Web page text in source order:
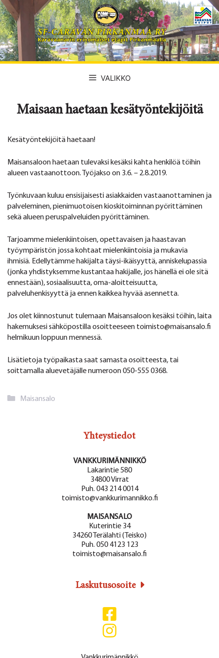
Siirry
sisältöön
VALIKKO
Maisaan haetaan kesätyöntekijöitä
Kesätyöntekijöitä haetaan!
Maisansaloon haetaan tulevaksi kesäksi kahta henkilöä töihin
alueen vastaanottoon. Työjakso on 3.6. – 2.8.2019.
Työnkuvaan kuluu ensisijaisesti asiakkaiden vastaanottaminen ja
palveleminen, pienimuotoisen kioskitoiminnan pyörittäminen
sekä alueen peruspalveluiden pyörittäminen.
Tarjoamme mielenkiintoisen, opettavaisen ja haastavan
työympäristön jossa kohtaat mielenkiintoisia ja mukavia
ihmisiä. Edellytämme hakijalta täysi-ikäisyyttä, anniskelupassia
(jonka yhdistyksemme kustantaa hakijalle, jos hänellä ei ole sitä
ennestään), sosiaalisuutta, oma-aloitteisuutta,
palveluhenkisyyttä ja ennen kaikkea hyvää asennetta.
Jos olet kiinnostunut tulemaan Maisansaloon kesäksi töihin, laita
hakemuksesi sähköpostilla osoitteeseen toimisto@maisansalo.fi
helmikuun loppuun mennessä.
Lisätietoja työpaikasta saat samasta osoitteesta, tai
soittamalla aluevetäjälle numeroon 050-555 0368.
Kategoriat
Maisansalo
Yhteystiedot
VANKKURIMÄNNIKKÖ
Lakarintie 580
34800 Virrat
Puh. 043 214 0014
toimisto@vankkurimannikko.fi
MAISANSALO
Kuterintie 34
34260 Terälahti (Teisko)
Puh. 050 4123 123
toimisto@maisansalo.fi
Laskutusosoite